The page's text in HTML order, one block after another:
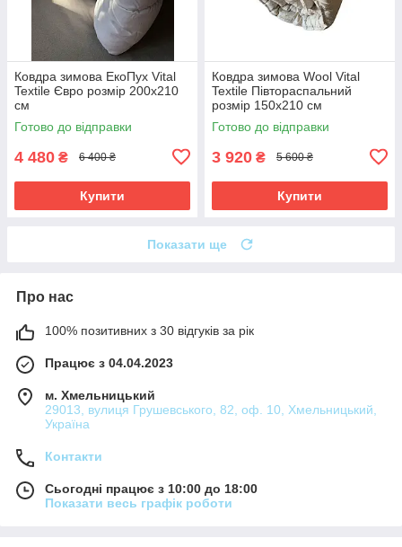
Ковдра зимова ЕкоПух Vital
Textile Євро розмір 200х210
см
Готово до відправки
4 480 ₴ 6 400 ₴
Купити
Ковдра зимова Wool Vital
Textile Півтораспальний
розмір 150х210 см
Готово до відправки
3 920 ₴ 5 600 ₴
Купити
Показати ще
Про нас
100% позитивних з 30 відгуків за рік
Працює з 04.04.2023
м. Хмельницький
29013, вулиця Грушевського, 82, оф. 10, Хмельницький,
Україна
Контакти
Сьогодні працює з 10:00 до 18:00
Показати весь графік роботи